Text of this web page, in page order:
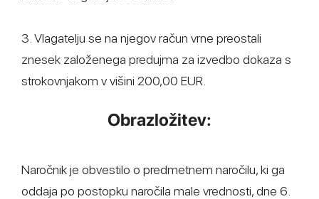
3. Vlagatelju se na njegov račun vrne preostali
znesek založenega predujma za izvedbo dokaza s
strokovnjakom v višini 200,00 EUR.
Obrazložitev:
Naročnik je obvestilo o predmetnem naročilu, ki ga
oddaja po postopku naročila male vrednosti, dne 6.